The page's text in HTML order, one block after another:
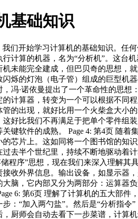
基础知识
我们开始学习计算机的基础知识。
计算的机器，名为“分析机”。这台
未能完全建成，但巴贝奇的思想，
闪烁的灯泡（电子管）组成的巨型机
冯·诺依曼提出了一个革命性的思
计算器，转变为一个可以根据不同
的出现，就好比用一个火柴盒大小
好比我们不再满足于把单个零件组
键软件的成熟。 Page 4: 第4页 随
芯片上。这如同将一个图书馆的知
去半个世纪里，持续不断地驱动着
程序”思想，现在我们来深入理解
收外界信息。输出设备，如显示器
大脑，它内部又分为两部分：运算器
6: 第6页 理解了计算机的五大部
：“加入两勺盐”。然后是“分析指令
厨师会自动去看下一步菜谱，计算